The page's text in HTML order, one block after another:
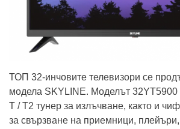
ТОП 32-инчовите телевизори се
модела SKYLINE. Моделът 32YT5900
T / T2 тунер за излъчване, както и